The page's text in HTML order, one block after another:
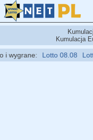
Kumulacja
Lotto 08.08 Lotto